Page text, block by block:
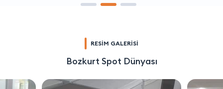
RESİM GALERİSİ
Bozkurt Spot Dünyası